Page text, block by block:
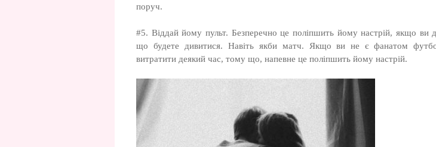
поруч.
#5. Віддай йому пульт. Безперечно це поліпшить йому настрій, якщо ви
що будете дивитися. Навіть якби матч. Якщо ви не є фанатом
витратити деякий час, тому що, напевне це поліпшить йому настрій.